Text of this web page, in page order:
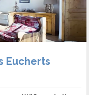
Eucherts